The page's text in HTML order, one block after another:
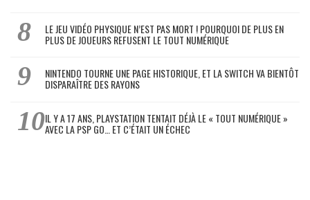
LE JEU VIDÉO PHYSIQUE N’EST PAS MORT ! POURQUOI DE PLUS EN
PLUS DE JOUEURS REFUSENT LE TOUT NUMÉRIQUE
NINTENDO TOURNE UNE PAGE HISTORIQUE, ET LA SWITCH VA BIENTÔT
DISPARAÎTRE DES RAYONS
IL Y A 17 ANS, PLAYSTATION TENTAIT DÉJÀ LE « TOUT NUMÉRIQUE »
AVEC LA PSP GO… ET C’ÉTAIT UN ÉCHEC